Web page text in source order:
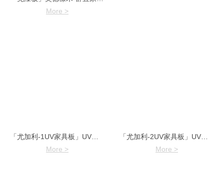
More >
「尤加利-1UV家具板」UV装饰板
More >
「尤加利-2UV家具板」UV装饰板
More >